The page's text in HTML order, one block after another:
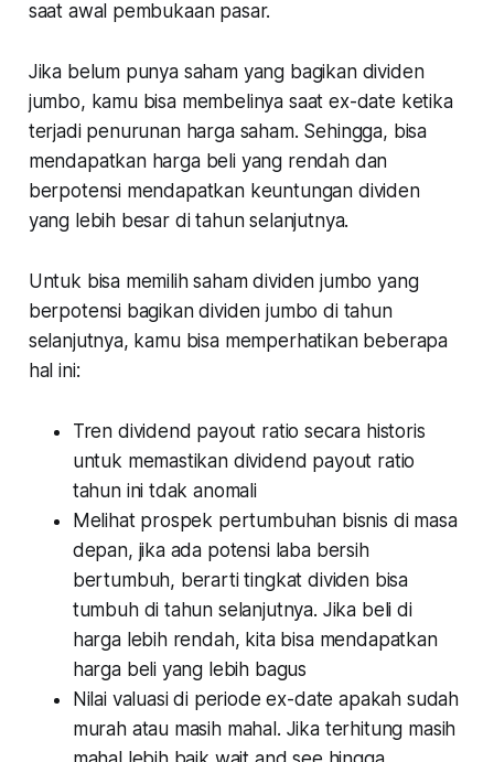
saat awal pembukaan pasar.
Jika belum punya saham yang bagikan dividen
jumbo, kamu bisa membelinya saat ex-date ketika
terjadi penurunan harga saham. Sehingga, bisa
mendapatkan harga beli yang rendah dan
berpotensi mendapatkan keuntungan dividen
yang lebih besar di tahun selanjutnya.
Untuk bisa memilih saham dividen jumbo yang
berpotensi bagikan dividen jumbo di tahun
selanjutnya, kamu bisa memperhatikan beberapa
hal ini:
Tren dividend payout ratio secara historis
untuk memastikan dividend payout ratio
tahun ini tdak anomali
Melihat prospek pertumbuhan bisnis di masa
depan, jika ada potensi laba bersih
bertumbuh, berarti tingkat dividen bisa
tumbuh di tahun selanjutnya. Jika beli di
harga lebih rendah, kita bisa mendapatkan
harga beli yang lebih bagus
Nilai valuasi di periode ex-date apakah sudah
murah atau masih mahal. Jika terhitung masih